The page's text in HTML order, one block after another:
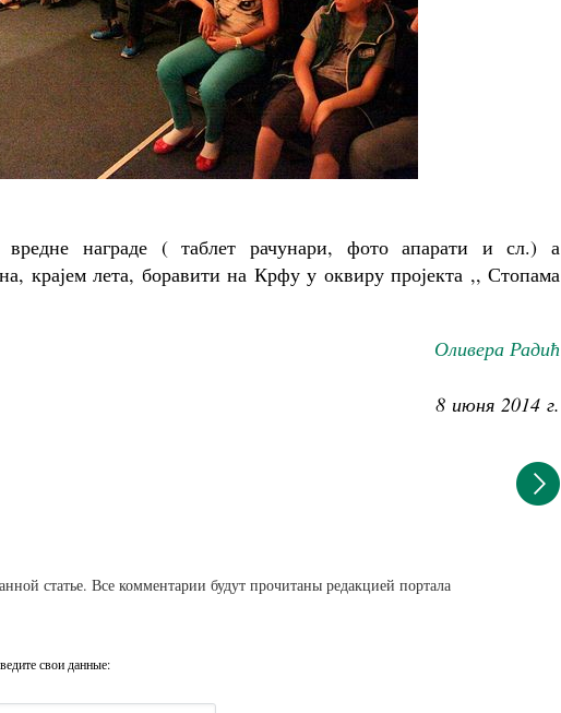
вредне награде ( таблет рачунари, фото апарати и сл.) а
крајем лета, боравити на Крфу у оквиру пројекта ,, Стопама
Оливера Радић
8 июня 2014 г.
статье. Все комментарии будут прочитаны редакцией портала
свои данные: